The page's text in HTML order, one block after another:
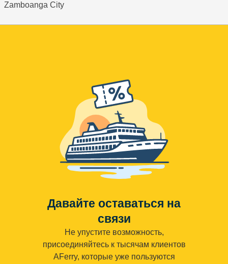
Zamboanga City
Давайте оставаться на
связи
Не упустите возможность,
присоединяйтесь к тысячам клиентов
AFerry, которые уже пользуются